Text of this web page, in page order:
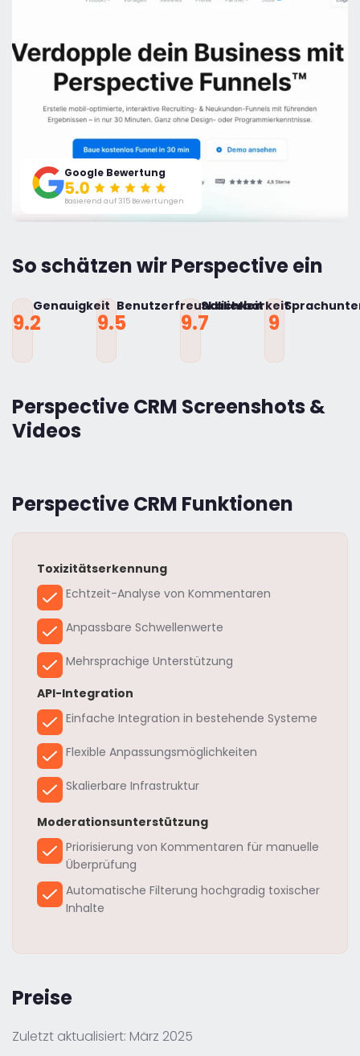
Google Bewertung
Basierend auf 315 Bewertungen
So schätzen wir Perspective ein
9.2
Genauigkeit
9.5
Benutzerfreundlichkeit
9.7
Skalierbarkeit
9
Perspective CRM Screenshots &
Videos
Perspective CRM Funktionen
Toxizitätserkennung
Echtzeit-Analyse von Kommentaren
Anpassbare Schwellenwerte
Mehrsprachige Unterstützung
API-Integration
Einfache Integration in bestehende Systeme
Flexible Anpassungsmöglichkeiten
Skalierbare Infrastruktur
Moderationsunterstützung
Priorisierung von Kommentaren für manuelle
Überprüfung
Automatische Filterung hochgradig toxischer
Inhalte
Preise
Zuletzt aktualisiert: März 2025